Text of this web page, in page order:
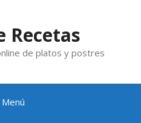
Recetas
de platos y postres
Menú